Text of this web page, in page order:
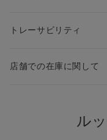
◆同じシルク製の別モデ
・レースなしシルクキャ
トレーサビリティ
店舗での在庫に関して
ル